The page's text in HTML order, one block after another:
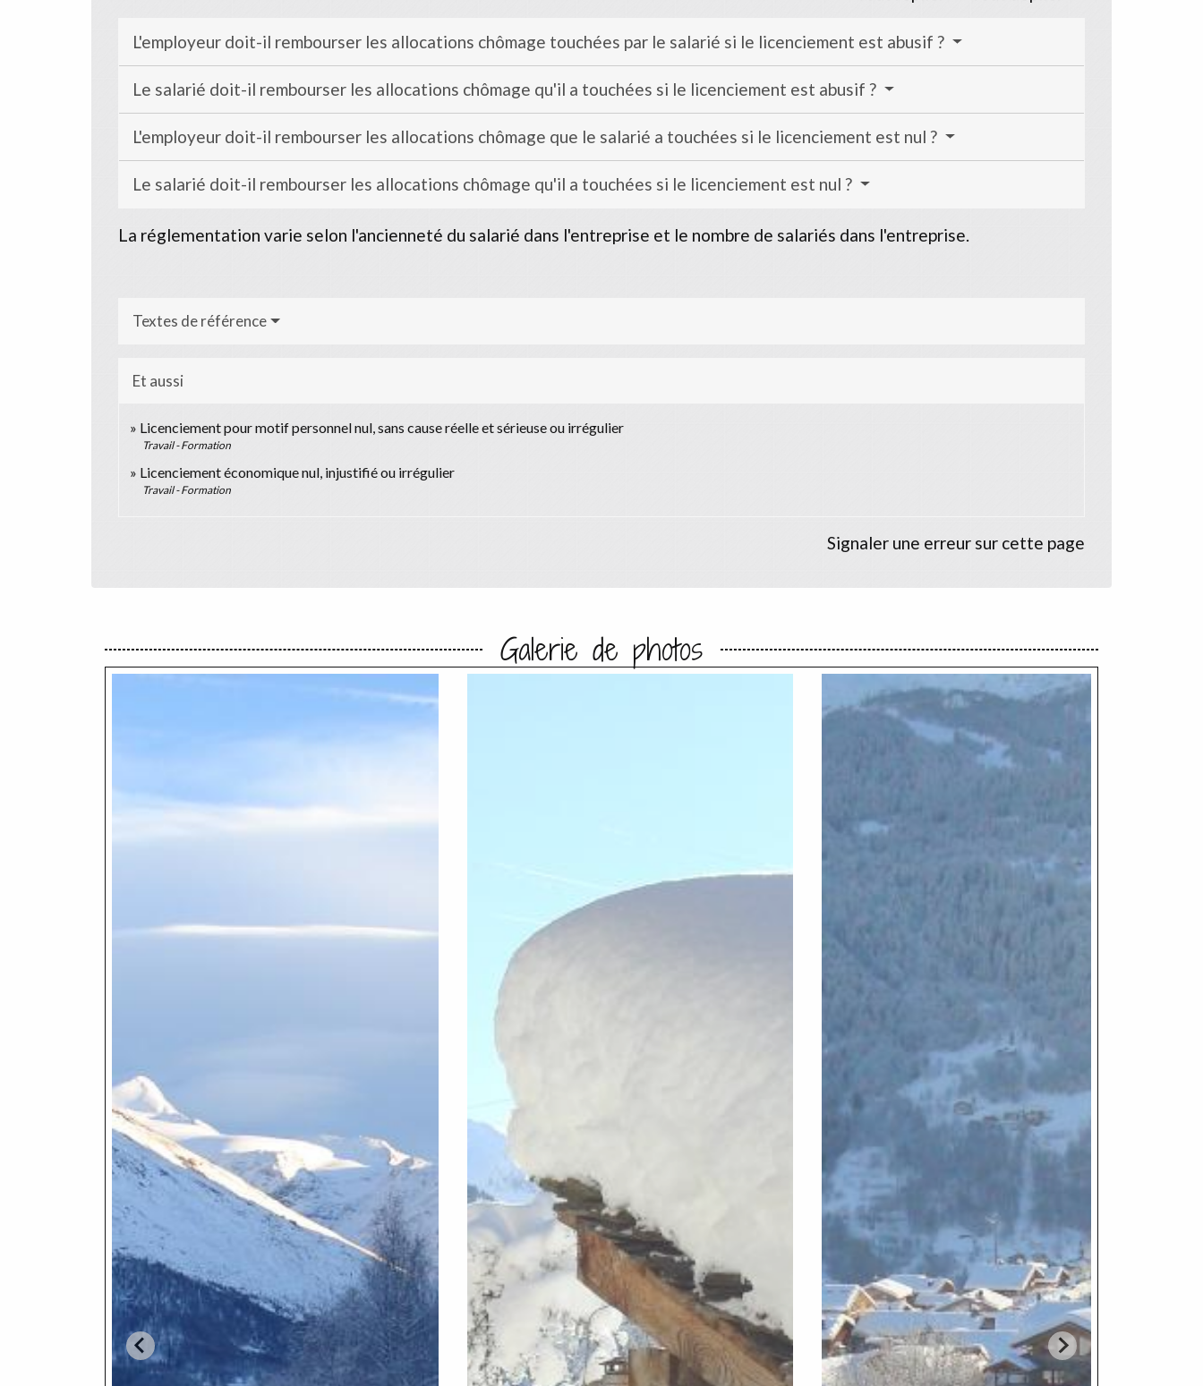
L'employeur doit-il rembourser les allocations chômage touchées par le salarié si le licenciement est abusif ?
Le salarié doit-il rembourser les allocations chômage qu'il a touchées si le licenciement est abusif ?
L'employeur doit-il rembourser les allocations chômage que le salarié a touchées si le licenciement est nul ?
Le salarié doit-il rembourser les allocations chômage qu'il a touchées si le licenciement est nul ?
La réglementation varie selon l'ancienneté du salarié dans l'entreprise et le nombre de salariés dans l'entreprise.
Textes de référence
Et aussi
Licenciement pour motif personnel nul, sans cause réelle et sérieuse ou irrégulier
Travail - Formation
Licenciement économique nul, injustifié ou irrégulier
Travail - Formation
Signaler une erreur sur cette page
Galerie de photos